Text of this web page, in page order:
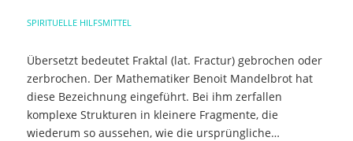
SPIRITUELLE HILFSMITTEL
Übersetzt bedeutet Fraktal (lat. Fractur) gebrochen oder
zerbrochen. Der Mathematiker Benoit Mandelbrot hat
diese Bezeichnung eingeführt. Bei ihm zerfallen
komplexe Strukturen in kleinere Fragmente, die
wiederum so aussehen, wie die ursprüngliche…